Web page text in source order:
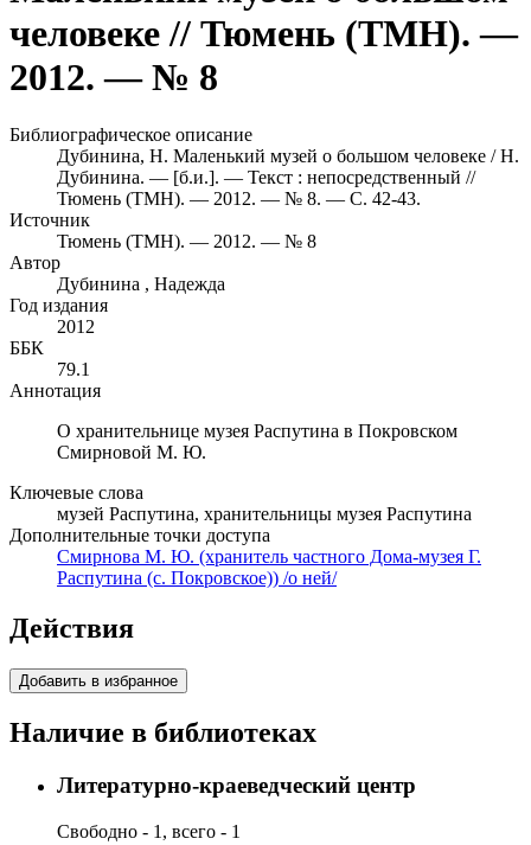
человеке // Тюмень (ТМН). —
2012. — № 8
Библиографическое описание
Дубинина, Н. Маленький музей о большом человеке / Н.
Дубинина. — [б.и.]. — Текст : непосредственный //
Тюмень (ТМН). — 2012. — № 8. — С. 42-43.
Источник
Тюмень (ТМН). — 2012. — № 8
Автор
Дубинина , Надежда
Год издания
2012
ББК
79.1
Аннотация
О хранительнице музея Распутина в Покровском
Смирновой М. Ю.
Ключевые слова
музей Распутина, хранительницы музея Распутина
Дополнительные точки доступа
Смирнова М. Ю. (хранитель частного Дома-музея Г.
Распутина (с. Покровское)) /о ней/
Действия
Добавить в избранное
Наличие в библиотеках
Литературно-краеведческий центр
Свободно - 1, всего - 1